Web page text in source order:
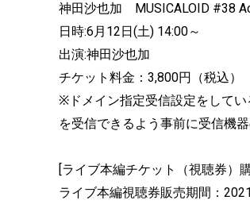
神田沙也加 MUSICALOID #38
日時:6月12日(土) 14:00～
出演:神田沙也加
チケット料金：3,800円（税込）
※ドメイン指定受信設定をしてい
を受信できるよう事前に受信機
[ライブ本編チケット（視聴券）
ライブ本編視聴券販売期間：